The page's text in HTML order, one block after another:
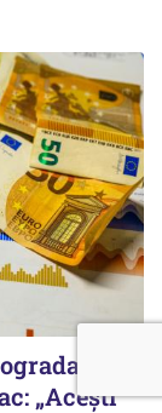
la
„Acești